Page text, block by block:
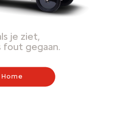
je ziet,
fout gegaan.
Home